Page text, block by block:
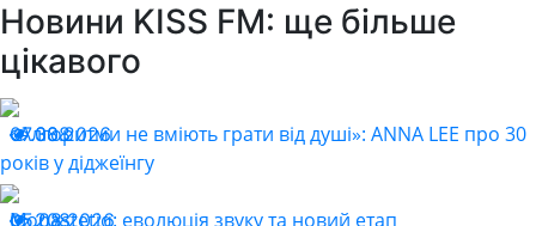
Новини KISS FM: ще більше
цікавого
07.08.2026
308
«Алгоритми не вміють грати від душі»: ANNA LEE про 30
років у діджеїнгу
05.08.2026
208
Monastetiq: еволюція звуку та новий етап